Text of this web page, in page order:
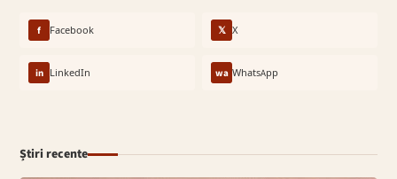
f Facebook 𝕏 X
in LinkedIn wa WhatsApp
Știri recente